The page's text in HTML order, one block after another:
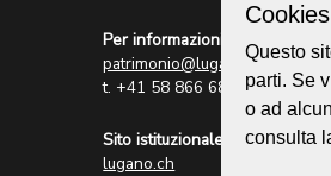
Per informazioni:
patrimonio@lugano.ch
t. +41 58 866 68 50
Sito istituzionale:
lugano.ch
Cookies
Questo
parti. Se
o ad
consulta